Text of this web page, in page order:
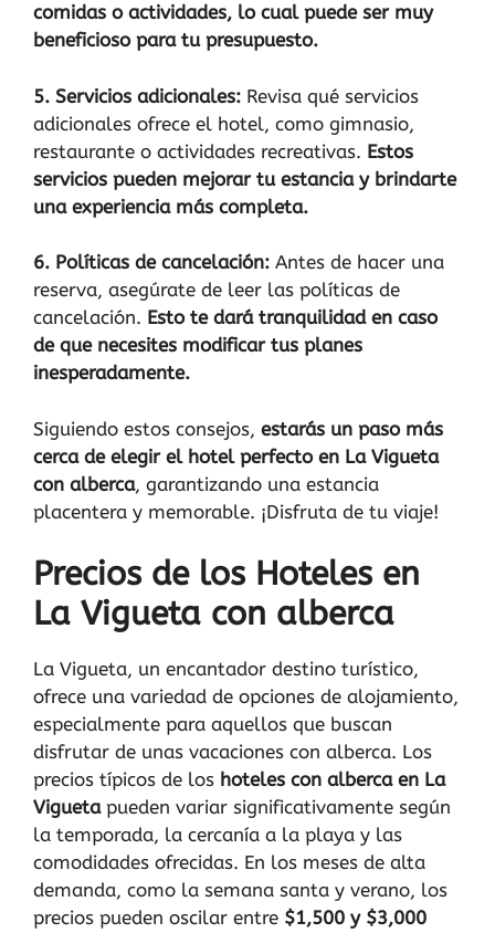
comidas o actividades, lo cual puede ser muy
beneficioso para tu presupuesto.
5. Servicios adicionales: Revisa qué servicios
adicionales ofrece el hotel, como gimnasio,
restaurante o actividades recreativas. Estos
servicios pueden mejorar tu estancia y brindarte
una experiencia más completa.
6. Políticas de cancelación: Antes de hacer una
reserva, asegúrate de leer las políticas de
cancelación. Esto te dará tranquilidad en caso
de que necesites modificar tus planes
inesperadamente.
Siguiendo estos consejos, estarás un paso más
cerca de elegir el hotel perfecto en La Vigueta
con alberca, garantizando una estancia
placentera y memorable. ¡Disfruta de tu viaje!
Precios de los Hoteles en
La Vigueta con alberca
La Vigueta, un encantador destino turístico,
ofrece una variedad de opciones de alojamiento,
especialmente para aquellos que buscan
disfrutar de unas vacaciones con alberca. Los
precios típicos de los hoteles con alberca en La
Viguetapueden variar significativamente según
la temporada, la cercanía a la playa y las
comodidades ofrecidas. En los meses de alta
demanda, como la semana santa y verano, los
precios pueden oscilar entre $1,500 y $3,000